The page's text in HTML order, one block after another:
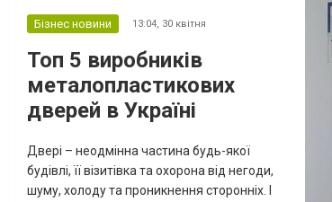
та ефективність внутрішніх процесів.
бізнесу рухатися вперед. Ошибки же в
плануванні а...
Бізнес новини 13:04, 30 квітня
Топ 5 виробників
металопластикових
дверей в Україні
Двері – неодмінна частина будь-якої
будівлі, її візитівка та охорона від негоди,
шуму, холоду та проникнення сторонніх. І